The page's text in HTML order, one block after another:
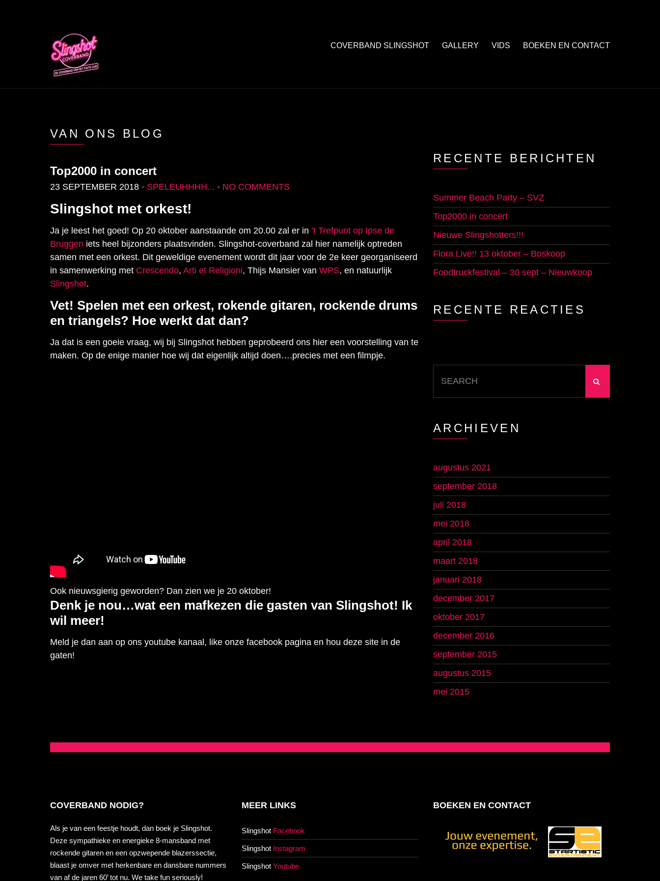
COVERBAND SLINGSHOT GALLERY VIDS BOEKEN EN CONTACT
VAN ONS BLOG
Top2000 in concert
23 SEPTEMBER 2018 • SPELEUHHHH... • NO COMMENTS
Slingshot met orkest!
Ja je leest het goed! Op 20 oktober aanstaande om 20.00 zal er in ’t Trefpunt op Ipse de
Bruggen iets heel bijzonders plaatsvinden. Slingshot-coverband zal hier namelijk optreden
samen met een orkest. Dit geweldige evenement wordt dit jaar voor de 2e keer georganiseerd
in samenwerking met Crescendo, Arti et Religioni, Thijs Mansier van WPS, en natuurlijk
Slingshot.
Vet! Spelen met een orkest, rokende gitaren, rockende drums
en triangels? Hoe werkt dat dan?
Ja dat is een goeie vraag, wij bij Slingshot hebben geprobeerd ons hier een voorstelling van te
maken. Op de enige manier hoe wij dat eigenlijk altijd doen….precies met een filmpje.
Ook nieuwsgierig geworden? Dan zien we je 20 oktober!
Denk je nou…wat een mafkezen die gasten van Slingshot! Ik
wil meer!
Meld je dan aan op ons youtube kanaal, like onze facebook pagina en hou deze site in de
gaten!
RECENTE BERICHTEN
Summer Beach Party – SVZ
Top2000 in concert
Nieuwe Slingshotters!!!
Flora Live!! 13 oktober – Boskoop
Foodtruckfestival – 30 sept – Nieuwkoop
RECENTE REACTIES
for:
ARCHIEVEN
augustus 2021
september 2018
juli 2018
mei 2018
april 2018
maart 2018
januari 2018
december 2017
oktober 2017
december 2016
september 2015
augustus 2015
mei 2015
COVERBAND NODIG?
Als je van een feestje houdt, dan boek je Slingshot.
Deze sympathieke en energieke 8-mansband met
rockende gitaren en een opzwepende blazerssectie,
blaast je omver met herkenbare en dansbare nummers
van af de jaren 60’ tot nu. We take fun seriously!
MEER LINKS
Slingshot Facebook
Slingshot Instagram
Slingshot Youtube
BOEKEN EN CONTACT